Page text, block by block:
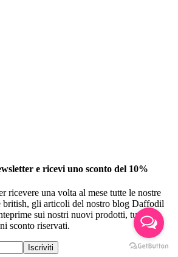
e ricevi uno sconto del 10%
ricevere una volta al mese tutte le nostre
british, gli articoli del nostro blog Daffodil
sui nostri nuovi prodotti, tutte le
sconto riservati.
Iscriviti